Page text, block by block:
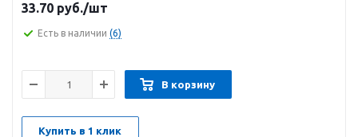
33.70 руб./шт
Есть в наличии (6)
В корзину
Купить в 1 клик